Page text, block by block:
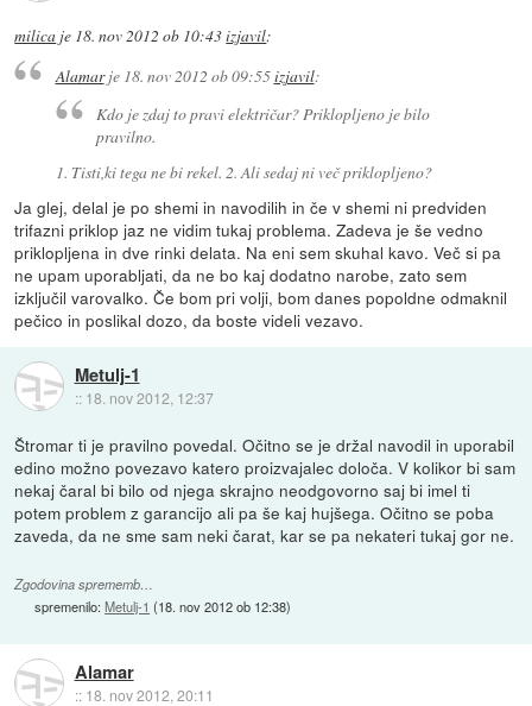
milica je 18. nov 2012 ob 10:43izjavil:
Alamarje 18. nov 2012 ob 09:55izjavil:
Kdo je zdaj to pravi električar? Priklopljeno je bilo
pravilno.
1. Tisti,ki tega ne bi rekel. 2. Ali sedaj ni več priklopljeno?
Ja glej, delal je po shemi in navodilih in če v shemi ni predviden
trifazni priklop jaz ne vidim tukaj problema. Zadeva je še vedno
priklopljena in dve rinki delata. Na eni sem skuhal kavo. Več si pa
ne upam uporabljati, da ne bo kaj dodatno narobe, zato sem
izključil varovalko. Če bom pri volji, bom danes popoldne odmaknil
pečico in poslikal dozo, da boste videli vezavo.
Metulj-1
:: 18. nov 2012, 12:37
Štromar ti je pravilno povedal. Očitno se je držal navodil in uporabil
edino možno povezavo katero proizvajalec določa. V kolikor bi sam
nekaj čaral bi bilo od njega skrajno neodgovorno saj bi imel ti
potem problem z garancijo ali pa še kaj hujšega. Očitno se poba
zaveda, da ne sme sam neki čarat, kar se pa nekateri tukaj gor ne.
Zgodovina sprememb…
spremenilo:Metulj-1 (18. nov 2012 ob 12:38)
Alamar
:: 18. nov 2012, 20:11